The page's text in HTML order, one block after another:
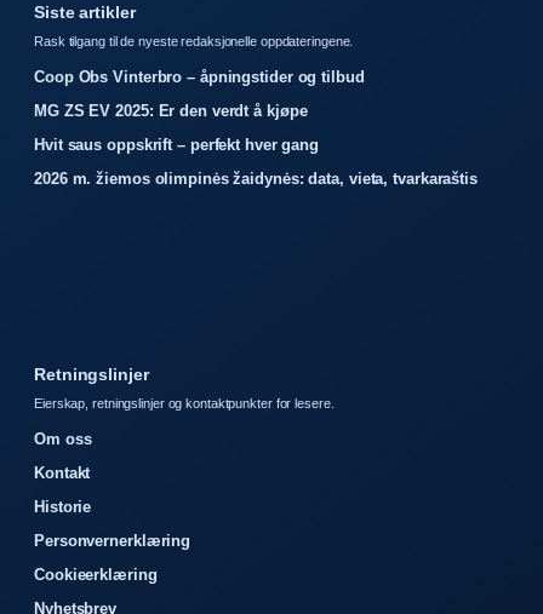
Siste artikler
Rask tilgang til de nyeste redaksjonelle oppdateringene.
Coop Obs Vinterbro – åpningstider og tilbud
MG ZS EV 2025: Er den verdt å kjøpe
Hvit saus oppskrift – perfekt hver gang
2026 m. žiemos olimpinės žaidynės: data, vieta, tvarkaraštis
Retningslinjer
Eierskap, retningslinjer og kontaktpunkter for lesere.
Om oss
Kontakt
Historie
Personvernerklæring
Cookieerklæring
Nyhetsbrev